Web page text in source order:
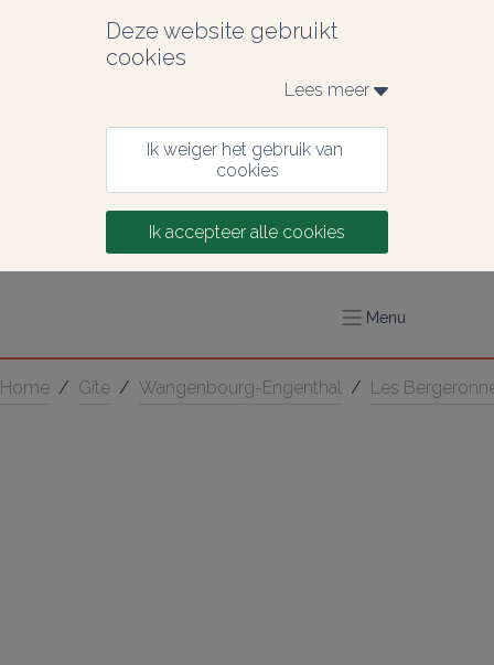
Deze website gebruikt
cookies
Lees meer
Ik weiger het gebruik van
cookies
Ik accepteer alle cookies
Menu
Home / Gîte / Wangenbourg-Engenthal / Les